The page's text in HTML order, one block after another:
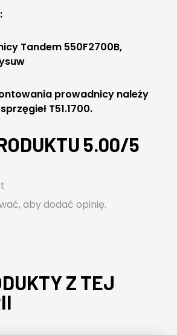
Tandem 550F2700B,
prowadnicy należy
T51.1700.
5.00/5
, aby dodać opinię.
Z TEJ